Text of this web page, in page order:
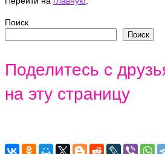
Поиск
Поиск
Поделитесь с
на эту страницу